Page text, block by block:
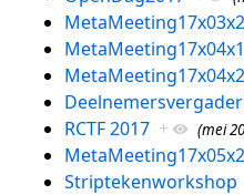
RCTF 2017 + (mei
Striptekenworkshop